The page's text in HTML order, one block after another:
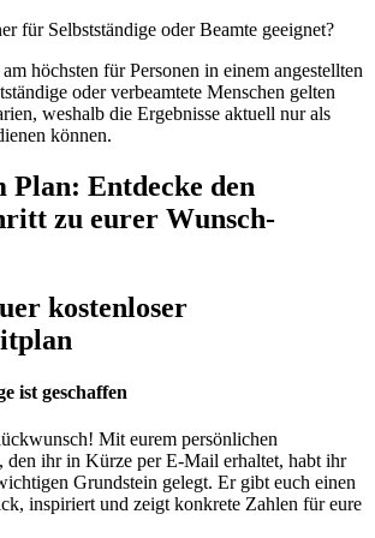
für Selbstständige oder Beamte geeignet?
höchsten für Personen in einem angestellten
oder verbeamtete Menschen gelten
weshalb die Ergebnisse aktuell nur als
können.
Plan: Entdecke den
zu eurer Wunsch-
kostenloser
ist geschaffen
Mit eurem persönlichen
den ihr in Kürze per E-Mail erhaltet, habt ihr
Grundstein gelegt. Er gibt euch einen
inspiriert und zeigt konkrete Zahlen für eure